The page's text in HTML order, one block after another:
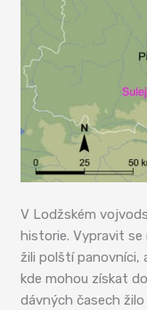
V Lodžském
historie. Vypravit se
žili polští panovníci,
kde mohou získat
dávných časech žilo